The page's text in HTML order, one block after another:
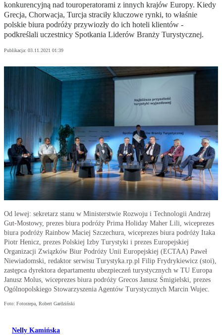
konkurencyjną nad touroperatorami z innych krajów Europy. Kiedy
Grecja, Chorwacja, Turcja straciły kluczowe rynki, to właśnie
polskie biura podróży przywiozły do ich hoteli klientów -
podkreślali uczestnicy Spotkania Liderów Branży Turystycznej.
Publikacja: 03.11.2021 01:39
Od lewej: sekretarz stanu w Ministerstwie Rozwoju i Technologii Andrzej
Gut-Mostowy, prezes biura podróży Prima Holiday Maher Lili, wiceprezes
biura podróży Rainbow Maciej Szczechura, wiceprezes biura podróży Itaka
Piotr Henicz, prezes Polskiej Izby Turystyki i prezes Europejskiej
Organizacji Związków Biur Podróży Unii Europejskiej (ECTAA) Paweł
Niewiadomski, redaktor serwisu Turystyka.rp.pl Filip Frydrykiewicz (stoi),
zastępca dyrektora departamentu ubezpieczeń turystycznych w TU Europa
Janusz Molus, wiceprezes biura podróży Grecos Janusz Śmigielski, prezes
Ogólnopolskiego Stowarzyszenia Agentów Turystycznych Marcin Wujec.
Foto: Fotorzepa, Robert Gardziński
Nelly Kamińska